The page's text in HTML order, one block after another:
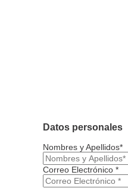
Datos personales
Nombres y Apellidos*
Correo Electrónico *